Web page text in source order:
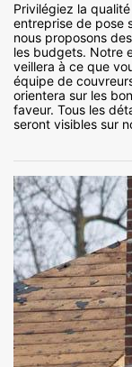
Privilégiez la
entreprise de pose
nous proposons
les budgets. Notre
veillera à ce que
équipe de
orientera sur les
faveur. Tous les
seront visibles sur